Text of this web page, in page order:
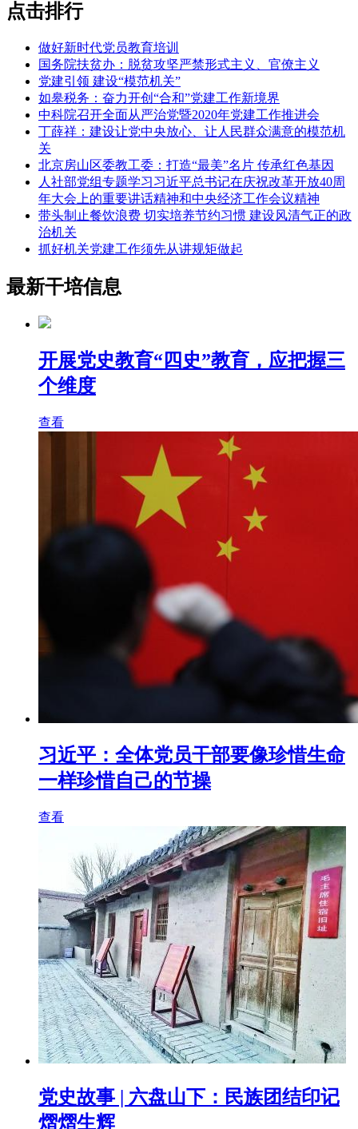
点击排行
做好新时代党员教育培训
国务院扶贫办：脱贫攻坚严禁形式主义、官僚主义
党建引领 建设“模范机关”
如皋税务：奋力开创“合和”党建工作新境界
中科院召开全面从严治党暨2020年党建工作推进会
丁薛祥：建设让党中央放心、让人民群众满意的模范机
关
北京房山区委教工委：打造“最美”名片 传承红色基因
人社部党组专题学习习近平总书记在庆祝改革开放40周
年大会上的重要讲话精神和中央经济工作会议精神
带头制止餐饮浪费 切实培养节约习惯 建设风清气正的政
治机关
抓好机关党建工作须先从讲规矩做起
最新干培信息
开展党史教育“四史”教育，应把握三
个维度
查看
习近平：全体党员干部要像珍惜生命
一样珍惜自己的节操
查看
党史故事 | 六盘山下：民族团结印记
熠熠生辉